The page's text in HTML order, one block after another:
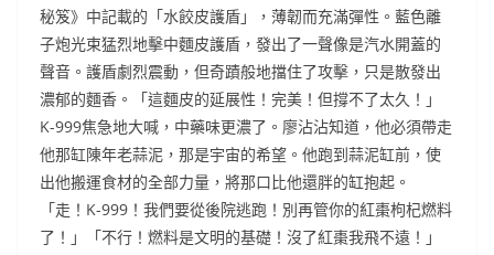
秘笈》中記載的「水餃皮護盾」，薄韌而充滿彈性。藍色離
子炮光束猛烈地擊中麵皮護盾，發出了一聲像是汽水開蓋的
聲音。護盾劇烈震動，但奇蹟般地擋住了攻擊，只是散發出
濃郁的麵香。「這麵皮的延展性！完美！但撐不了太久！」
K-999焦急地大喊，中藥味更濃了。廖沾沾知道，他必須帶走
他那缸陳年老蒜泥，那是宇宙的希望。他跑到蒜泥缸前，使
出他搬運食材的全部力量，將那口比他還胖的缸抱起。
「走！K-999！我們要從後院逃跑！別再管你的紅棗枸杞燃料
了！」「不行！燃料是文明的基礎！沒了紅棗我飛不遠！」